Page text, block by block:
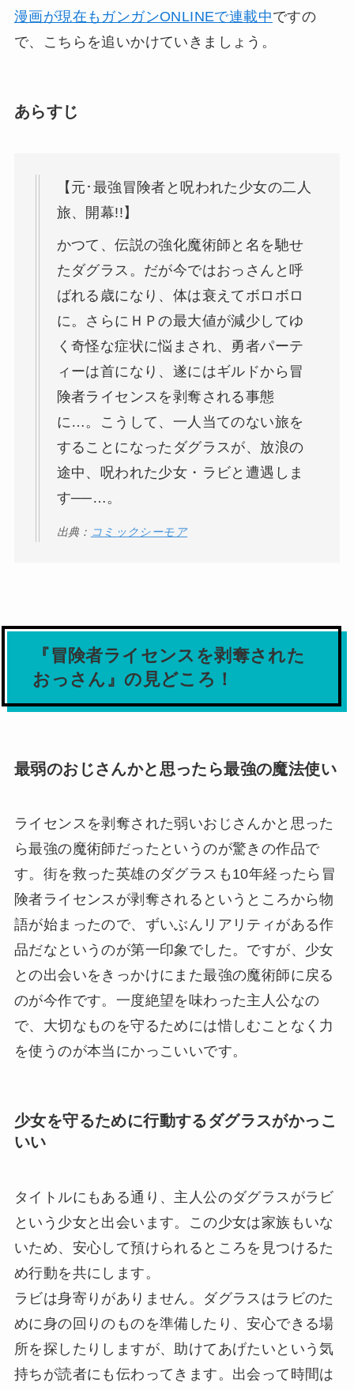
漫画が現在もガンガンONLINEで連載中ですの
で、こちらを追いかけていきましょう。
あらすじ
【元･最強冒険者と呪われた少女の二人
旅、開幕!!】
かつて、伝説の強化魔術師と名を馳せ
たダグラス。だが今ではおっさんと呼
ばれる歳になり、体は衰えてボロボロ
に。さらにＨＰの最大値が減少してゆ
く奇怪な症状に悩まされ、勇者パーテ
ィーは首になり、遂にはギルドから冒
険者ライセンスを剥奪される事態
に…。こうして、一人当てのない旅を
することになったダグラスが、放浪の
途中、呪われた少女・ラビと遭遇しま
す──…。
出典： コミックシーモア
『冒険者ライセンスを剥奪された
おっさん』の見どころ！
最弱のおじさんかと思ったら最強の魔法使い
ライセンスを剥奪された弱いおじさんかと思った
ら最強の魔術師だったというのが驚きの作品で
す。街を救った英雄のダグラスも10年経ったら冒
険者ライセンスが剥奪されるというところから物
語が始まったので、ずいぶんリアリティがある作
品だなというのが第一印象でした。ですが、少女
との出会いをきっかけにまた最強の魔術師に戻る
のが今作です。一度絶望を味わった主人公なの
で、大切なものを守るためには惜しむことなく力
を使うのが本当にかっこいいです。
少女を守るために行動するダグラスがかっこ
いい
タイトルにもある通り、主人公のダグラスがラビ
という少女と出会います。この少女は家族もいな
いため、安心して預けられるところを見つけるた
め行動を共にします。
ラビは身寄りがありません。ダグラスはラビのた
めに身の回りのものを準備したり、安心できる場
所を探したりしますが、助けてあげたいという気
持ちが読者にも伝わってきます。出会って時間は